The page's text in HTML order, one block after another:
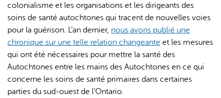
colonialisme et les organisations et les dirigeants des
soins de santé autochtones qui tracent de nouvelles voies
pour la guérison. L’an dernier, nous avons publié une
chronique sur une telle relation changeante et les mesures
qui ont été nécessaires pour mettre la santé des
Autochtones entre les mains des Autochtones en ce qui
concerne les soins de santé primaires dans certaines
parties du sud-ouest de l’Ontario.